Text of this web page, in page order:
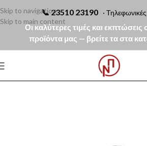
📞23510 23190 ·
Οι καλύτερες τιμές και
προϊόντα μας — βρείτε τα στα
Skip to navigation
Skip to main content